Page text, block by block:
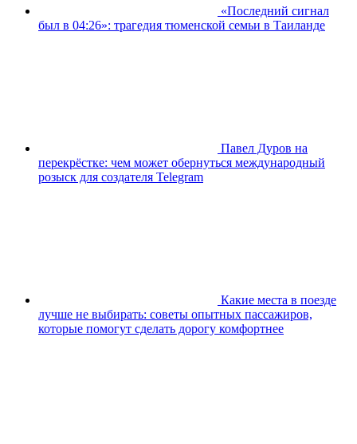
«Последний сигнал
был в 04:26»: трагедия тюменской семьи в Таиланде
Павел Дуров на
перекрёстке: чем может обернуться международный
розыск для создателя Telegram
Какие места в поезде
лучше не выбирать: советы опытных пассажиров,
которые помогут сделать дорогу комфортнее